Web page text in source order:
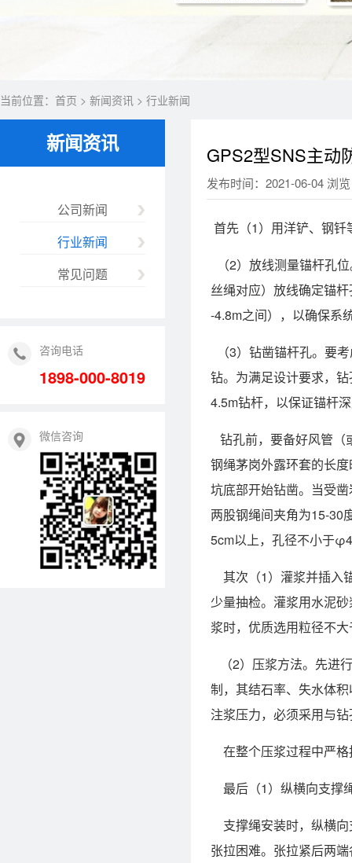
当前位置： 首页 > 新闻资讯 > 行业新闻
新闻资讯
公司新闻
行业新闻
常见问题
咨询电话
1898-000-8019
微信咨询
GPS2型SNS主动
发布时间：2021-06-04 浏
首先（1）用洋铲、钢
（2）放线测量锚杆孔
丝绳对应）放线确定锚
-4.8m之间），以确保系
（3）钻凿锚杆孔。要
钻。为满足设计要求，
4.5m钻杆，以保证锚杆
钻孔前，要备好风管（
钢绳茅岗外露环套的长
坑底部开始钻凿。当受
两股钢绳间夹角为15-30
5cm以上，孔径不小于
其次（1）灌浆并插入
少量抽检。灌浆用水泥
浆时，优质选用粒径不
（2）压浆方法。先进
制，其结石率、失水体
注浆压力，必须采用与
在整个压浆过程中严
最后（1）纵横向支撑
支撑绳安装时，纵横向
张拉困难。张拉紧后两